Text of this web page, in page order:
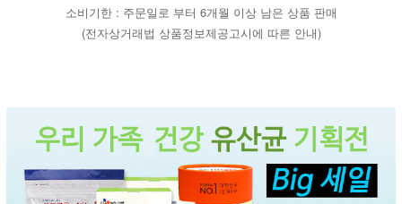
소비기한 : 주문일로 부터 6개월 이상 남은 상품 판매
(전자상거래법 상품정보제공고시에 따른 안내)